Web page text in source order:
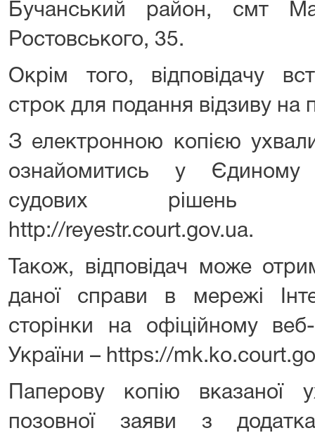
Бучанський район, смт
Ростовського, 35.
Окрім того, відповідачу
строк для подання відзиву на
З електронною копією
ознайомитись у Єдиному
судових рішень
http://reyestr.court.gov.ua.
Також, відповідач може
даної справи в мережі
сторінки на офіційному
України – https://
Паперову копію вказаної
позовної заяви з